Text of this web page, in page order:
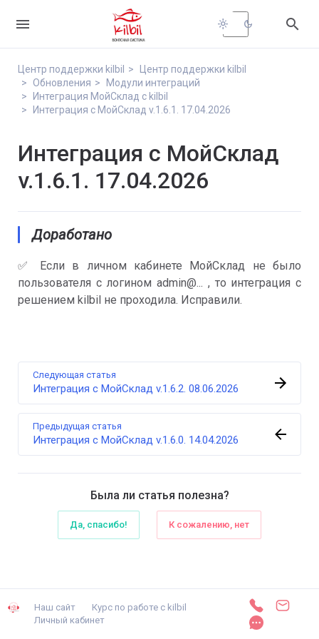
 light_mode dark_mode 
Центр поддержки kilbil
Центр поддержки kilbil
Обновления
Модули интеграций
Интеграция МойСклад с kilbil
Интеграция с МойСклад v.1.6.1. 17.04.2026
Интеграция с МойСклад
v.1.6.1. 17.04.2026
Доработано
✅ Если в личном кабинете МойСклад не было
пользователя с логином admin@... , то интеграция с
решением kilbil не проходила. Исправили.
Предыдущая статья
Интеграция с МойСклад v.1.6.0. 14.04.2026
Следующая статья
Интеграция с МойСклад v.1.6.2. 08.06.2026
Была ли статья полезна?
Да, спасибо! К сожалению, нет
Наш сайт
Курс по работе с kilbil
Личный кабинет